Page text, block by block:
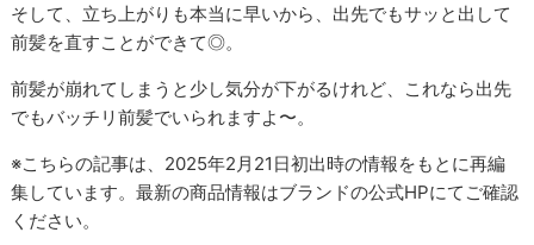
そして、立ち上がりも本当に早いから、出先でもサッと出して
前髪を直すことができて◎。
前髪が崩れてしまうと少し気分が下がるけれど、これなら出先
でもバッチリ前髪でいられますよ〜。
※こちらの記事は、2025年2月21日初出時の情報をもとに再編
集しています。最新の商品情報はブランドの公式HPにてご確認
ください。